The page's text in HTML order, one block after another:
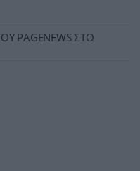
PAGENEWS ΣΤΟ